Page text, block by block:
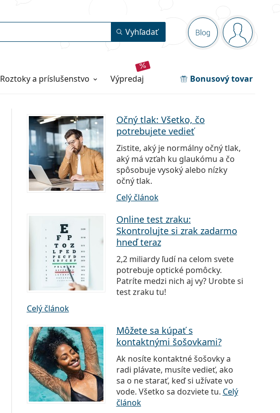
Navigačný panel
Blog ste
Vyhľadať
Roztoky a príslušenstvo výpredaj Bonusový tovar
Očný tlak: Všetko, čo
potrebujete vedieť
Zistite, aký je normálny očný tlak,
aký má vzťah ku glaukómu a čo
spôsobuje vysoký alebo nízky
očný tlak.
Celý článok
Online test zraku:
Skontrolujte si zrak zadarmo
hneď teraz
2,2 miliardy ľudí na celom svete
potrebuje optické pomôcky.
Patríte medzi nich aj vy? Urobte si
test zraku tu!
Celý článok
Môžete sa kúpať s
kontaktnými šošovkami?
Ak nosíte kontaktné šošovky a
radi plávate, musíte vedieť, ako
sa o ne starať, keď si užívate vo
vode. Všetko sa dozviete tu. Celý
článok